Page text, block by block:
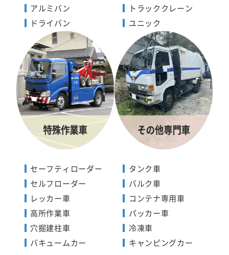
アルミバン
ドライバン
トラッククレーン
ユニック
セーフティローダー
セルフローダー
レッカー車
高所作業車
穴掘建柱車
バキュームカー
タンク車
バルク車
コンテナ専用車
パッカー車
冷凍車
キャンピングカー